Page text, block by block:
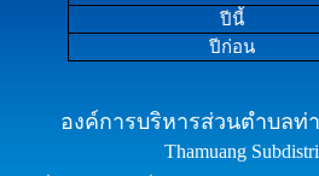
ปีนี้
ปีก่อน
องค์การบริหารส่วนตำบลท่
Thamuang